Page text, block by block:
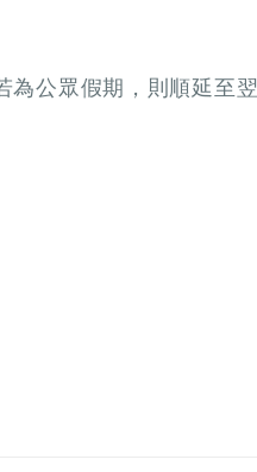
為公眾假期，則順延至